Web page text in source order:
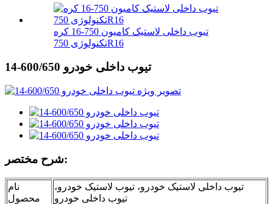
تیوب داخلی لاستیک کامیون 750-16 کره
تکنولوژی 750R16
تیوب داخلی خودرو 600/650-14
شرح مختصر:
نام
محصول
تیوب داخلی لاستیک خودرو، تیوب لاستیک خودرو،
تیوب داخلی خودرو